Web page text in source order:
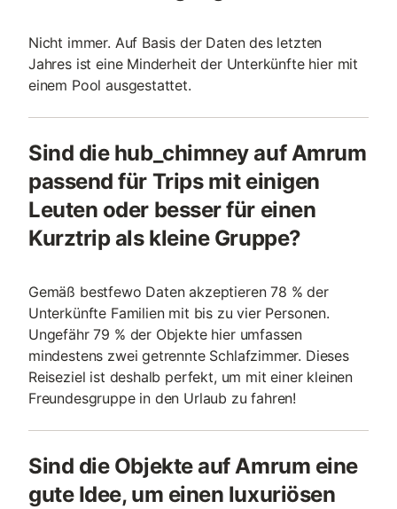
Nicht immer. Auf Basis der Daten des letzten
Jahres ist eine Minderheit der Unterkünfte hier mit
einem Pool ausgestattet.
Sind die hub_chimney auf Amrum
passend für Trips mit einigen
Leuten oder besser für einen
Kurztrip als kleine Gruppe?
Gemäß bestfewo Daten akzeptieren 78 % der
Unterkünfte Familien mit bis zu vier Personen.
Ungefähr 79 % der Objekte hier umfassen
mindestens zwei getrennte Schlafzimmer. Dieses
Reiseziel ist deshalb perfekt, um mit einer kleinen
Freundesgruppe in den Urlaub zu fahren!
Sind die Objekte auf Amrum eine
gute Idee, um einen luxuriösen